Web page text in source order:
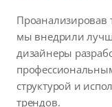
Проанализировав
мы внедрили
дизайнеры
структурой и
трендов.